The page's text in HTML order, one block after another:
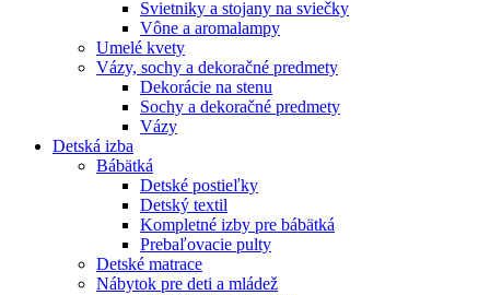
Svietniky a stojany na sviečky
Vône a aromalampy
Umelé kvety
Vázy, sochy a dekoračné predmety
Dekorácie na stenu
Sochy a dekoračné predmety
Vázy
Detská izba
Bábätká
Detské postieľky
Detský textil
Kompletné izby pre bábätká
Prebaľovacie pulty
Detské matrace
Nábytok pre deti a mládež